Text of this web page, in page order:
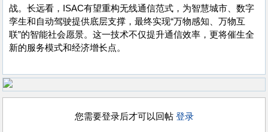
战。长远看，ISAC有望重构无线通信范式，为智慧城市、数字
孪生和自动驾驶提供底层支撑，最终实现“万物感知、万物互
联”的智能社会愿景。这一技术不仅提升通信效率，更将催生全
新的服务模式和经济增长点。
您需要登录后才可以回帖 登录